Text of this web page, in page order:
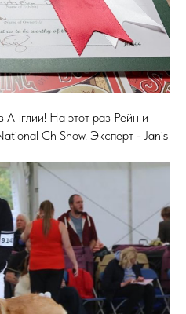
Англии! На этот раз Рейн и
Ch Show. Эксперт - Janis